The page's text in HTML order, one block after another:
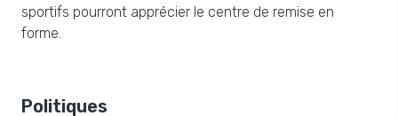
sportifs pourront apprécier le centre de remise en
forme.
Politiques